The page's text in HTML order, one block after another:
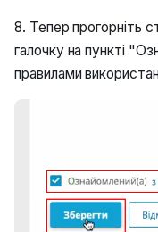
8. Тепер прогорніть
галочку на пункті
правилами